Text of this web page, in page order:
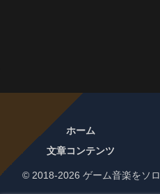
ホーム
文章コンテンツ
© 2018-2026 ゲーム音楽をソ